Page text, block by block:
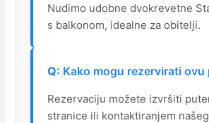
Nudimo udobne dvokrevetne
s balkonom, idealne za obitelji.
Kako mogu rezervirati ovu
Rezervaciju možete izvršiti
stranice ili kontaktiranjem